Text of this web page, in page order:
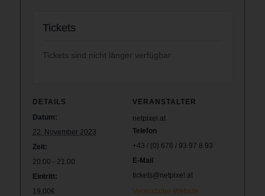
Tickets
Tickets sind nicht länger verfügbar
DETAILS
Datum:
22. November 2023
Zeit:
20:00 - 21:00
Eintritt:
19,00€
VERANSTALTER
netpixel.at
Telefon
+43 / (0) 676 / 93 97 8 93
E-Mail
tickets@netpixel.at
Veranstalter-Website